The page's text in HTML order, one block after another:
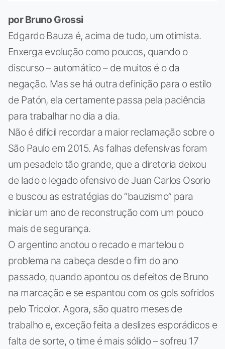
por Bruno Grossi
Edgardo Bauza é, acima de tudo, um otimista.
Enxerga evolução como poucos, quando o
discurso – automático – de muitos é o da
negação. Mas se há outra definição para o estilo
de Patón, ela certamente passa pela paciência
para trabalhar no dia a dia.
Não é difícil recordar a maior reclamação sobre o
São Paulo em 2015. As falhas defensivas foram
um pesadelo tão grande, que a diretoria deixou
de lado o legado ofensivo de Juan Carlos Osorio
e buscou as estratégias do “bauzismo” para
iniciar um ano de reconstrução com um pouco
mais de segurança.
O argentino anotou o recado e martelou o
problema na cabeça desde o fim do ano
passado, quando apontou os defeitos de Bruno
na marcação e se espantou com os gols sofridos
pelo Tricolor. Agora, são quatro meses de
trabalho e, exceção feita a deslizes esporádicos e
falta de sorte, o time é mais sólido – sofreu 17